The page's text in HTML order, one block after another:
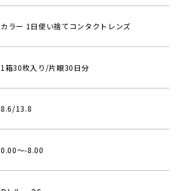
カラー 1日使い捨てコンタクトレンズ
1箱30枚入り/片眼30日分
8.6/13.8
0.00～-8.00